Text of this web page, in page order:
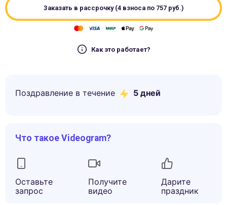
Заказать в рассрочку (4 взноса по 757руб.)
Как это работает?
Поздравление в течение 5 дней
Что такое Videogram?
Оставьте
запрос
Получите
видео
Дарите
праздник